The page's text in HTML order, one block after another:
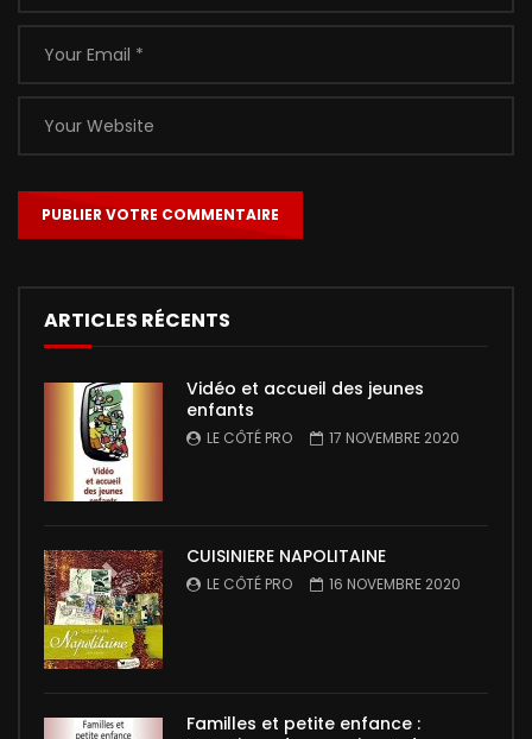
ARTICLES RÉCENTS
Vidéo et accueil des jeunes
enfants
LE CÔTÉ PRO 17 NOVEMBRE 2020
CUISINIERE NAPOLITAINE
LE CÔTÉ PRO 16 NOVEMBRE 2020
Familles et petite enfance :